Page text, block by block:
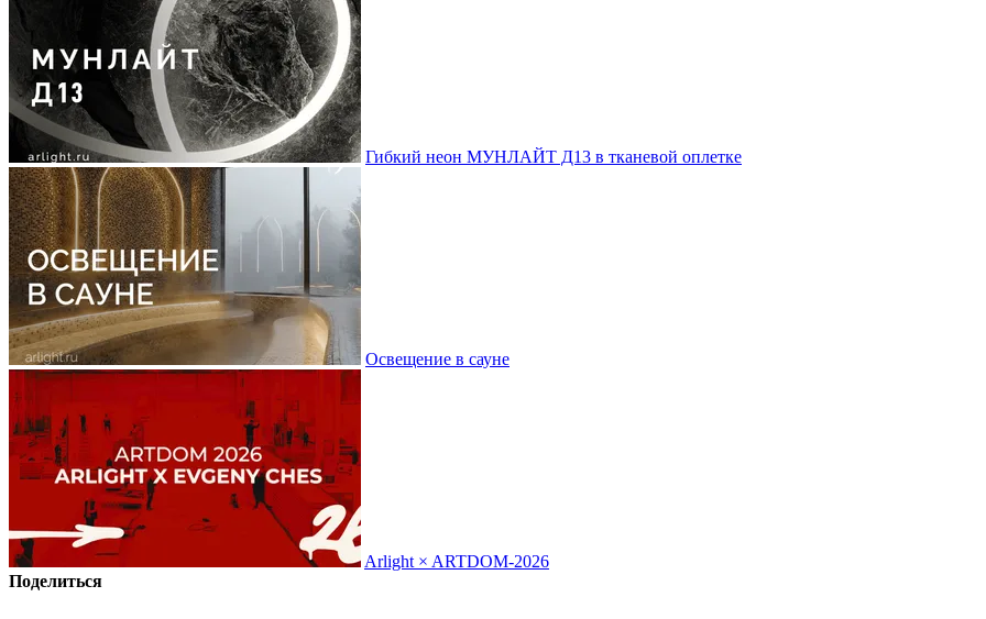
Гибкий неон МУНЛАЙТ Д13 в тканевой оплетке
Освещение в сауне
Arlight × ARTDOM-2026
Поделиться